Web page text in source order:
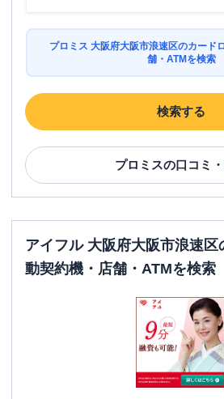
住所 大阪府大阪市浪速
レイク 南海難波東
営業時間
平日：9:00-21:00
土曜：9:00-21:00
日祝：9:00-19:00
日祝：-
ATM ✕
大阪府大阪市浪
ライズ難波ビル2階
レイク なんばスカ
プロミス 大阪府大阪市浪速区のカード
舗・ATMを検索
検索する
プロミスの口コミ
アイフル 大阪府大阪市浪速区
動契約機・店舗・ATMを検索